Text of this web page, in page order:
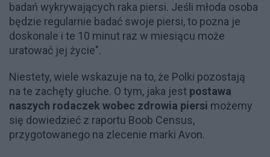
badań wykrywających raka piersi. Jeśli młoda osoba
będzie regularnie badać swoje piersi, to pozna je
doskonale i te 10 minut raz w miesiącu może
uratować jej życie".
Niestety, wiele wskazuje na to, że Polki pozostają
na te zachęty głuche. O tym, jaka jest postawa
naszych rodaczek wobec zdrowia piersi możemy
się dowiedzieć z raportu Boob Census,
przygotowanego na zlecenie marki Avon.